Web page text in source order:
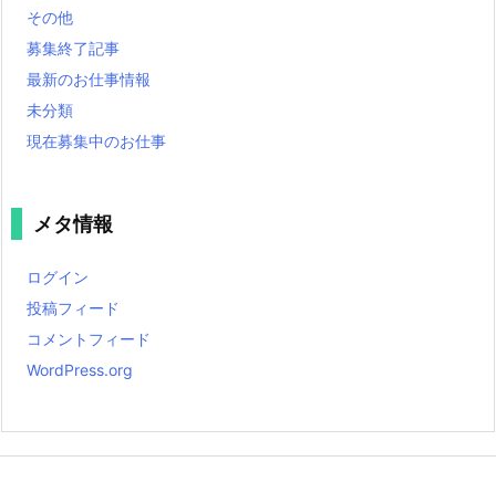
その他
募集終了記事
最新のお仕事情報
未分類
現在募集中のお仕事
メタ情報
ログイン
投稿フィード
コメントフィード
WordPress.org